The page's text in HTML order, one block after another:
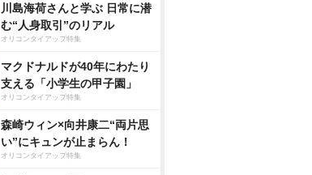
川島海荷さんと学ぶ 日常に潜
む“人身取引”のリアル
オリコンタイアップ特集
マクドナルドが40年にわたり
支える「小学生の甲子園」
オリコンタイアップ特集
森崎ウィン×向井康二“両片思
い”にキュンが止まらん！
オリコンタイアップ特集